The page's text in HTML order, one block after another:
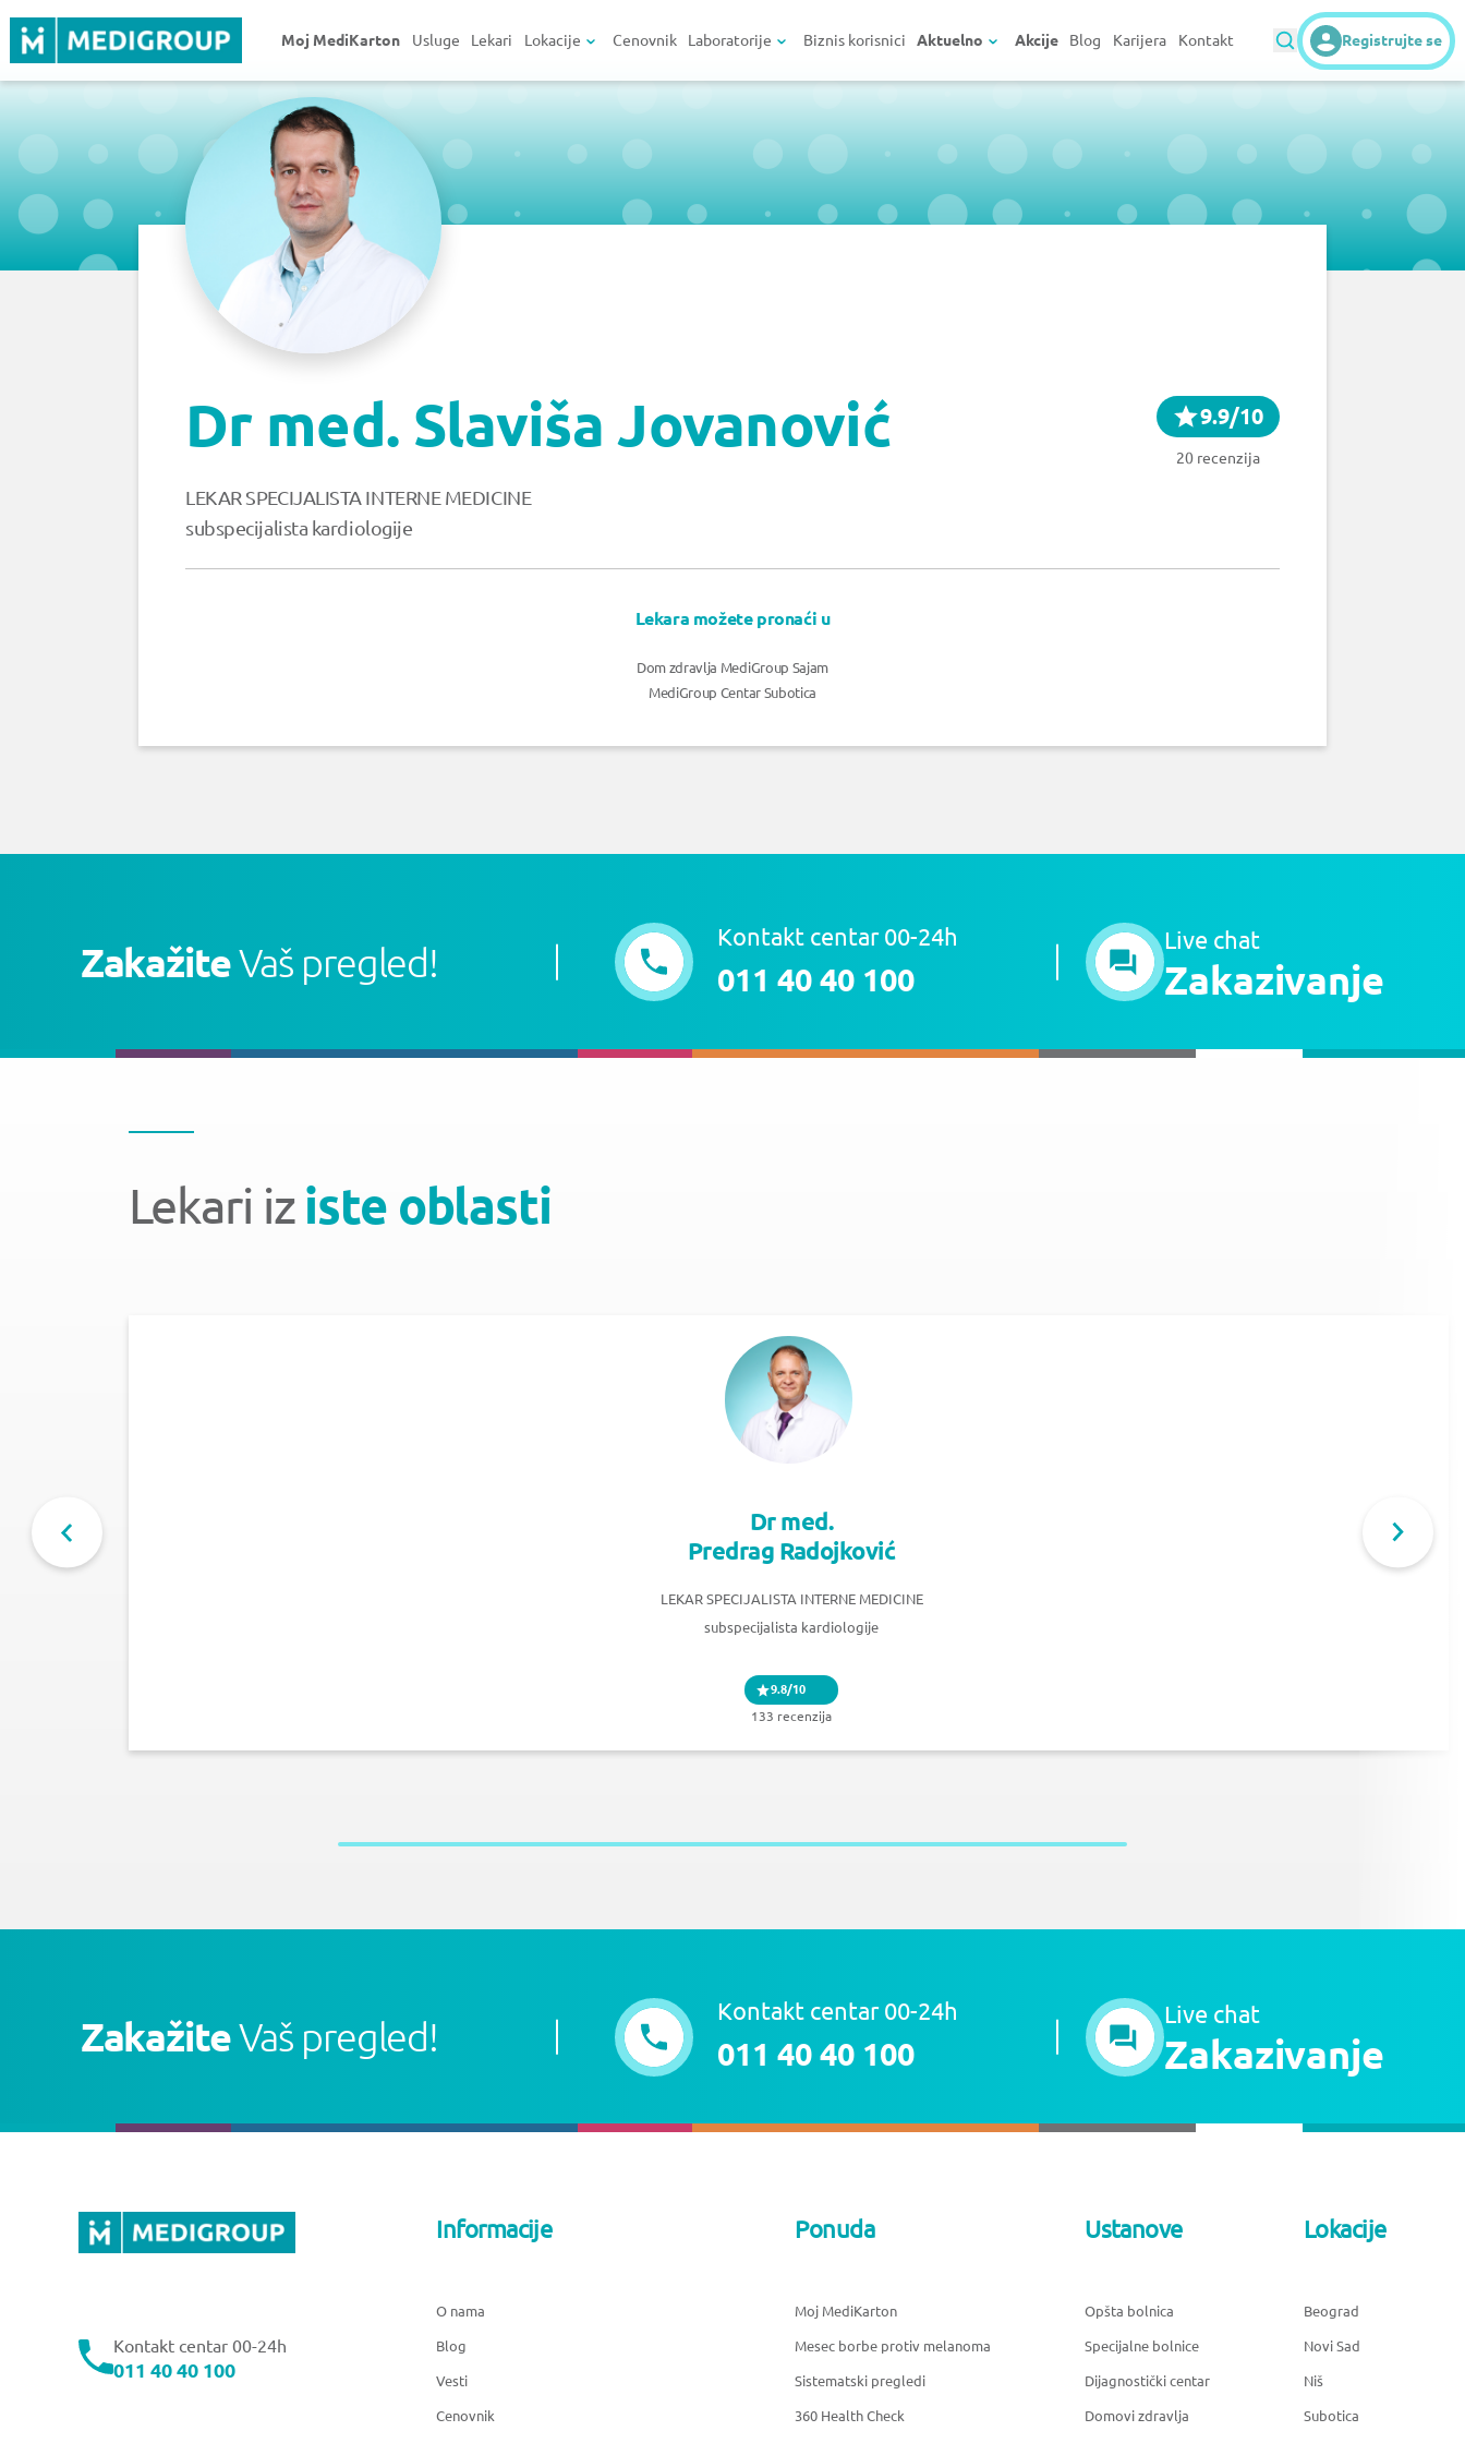
Moj MediKarton Usluge Lekari Lokacije Cenovnik Laboratorije Biznis korisnici Aktuelno Akcije Blog Karijera Kontakt Registrujte se
Dr med. Slaviša Jovanović
LEKAR SPECIJALISTA INTERNE MEDICINE
subspecijalista kardiologije
9.9/10
20 recenzija
Lekara možete pronaći u
Dom zdravlja MediGroup Sajam
MediGroup Centar Subotica
ZakažiteVaš pregled!
Kontakt centar 00-24h
011 40 40 100
Live chat
Zakazivanje
Lekari iziste oblasti
Dr med.
Predrag Radojković
LEKAR SPECIJALISTA INTERNE MEDICINE
subspecijalista kardiologije
9.8/10
133 recenzija
ZakažiteVaš pregled!
Kontakt centar 00-24h
011 40 40 100
Live chat
Zakazivanje
Kontakt centar 00-24h
011 40 40 100
Informacije
O nama
Blog
Vesti
Cenovnik
Ponuda
Moj MediKarton
Mesec borbe protiv melanoma
Sistematski pregledi
360 Health Check
Ustanove
Opšta bolnica
Specijalne bolnice
Dijagnostički centar
Domovi zdravlja
Lokacije
Beograd
Novi Sad
Niš
Subotica